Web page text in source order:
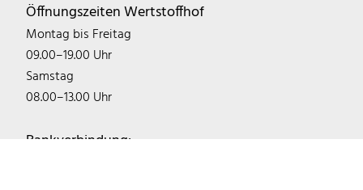
Öffnungszeiten Wertstoffhof
Montag bis Freitag
09.00–19.00 Uhr
Samstag
08.00–13.00 Uhr
Bankverbindung: